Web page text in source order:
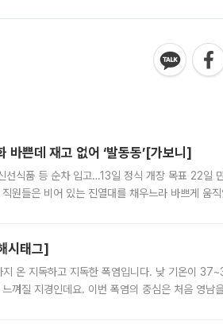
쁜데 재고 없어 ‘발동동’[가보니]
선식품 등 순차 입고…13일 정식 개장 목표 22일
원들은 비어 있는 진열대를 채우느라 바쁘게 움
시태그]
지 온 지독하고 지독한 폭염입니다. 낮 기온이
껴질 지경인데요. 이번 폭염의 중심은 처음 영남